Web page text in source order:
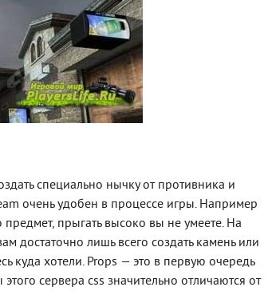
специально нычку от противника и
очень удобен в процессе игры. Например
прыгать высоко вы не умеете. На
достаточно лишь всего создать камень или
куда хотели. Props — это в первую очередь
сервера css значительно отличаются от